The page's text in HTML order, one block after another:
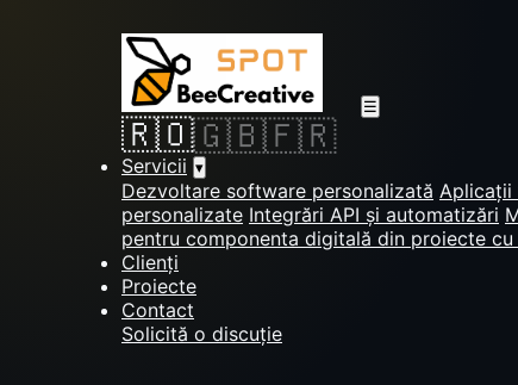
☰
🇷🇴🇬🇧🇫🇷
Servicii ▾
Dezvoltare software personalizată Aplicații
personalizate Integrări API și automatizări
pentru componenta digitală din proiecte
Clienți
Proiecte
Contact
Solicită o discuție